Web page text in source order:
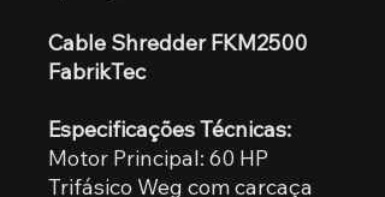
Cable Shredder FKM2500
FabrikTec
Especificações Técnicas:
Motor Principal: 60 HP
Trifásico Weg com carcaça